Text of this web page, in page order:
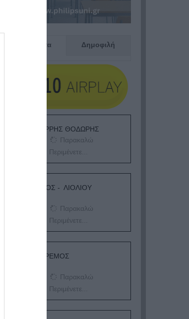
Πρόσφατα Δημοφιλή
ΕΙΠΕΣ – ΦΕΡΡΗΣ ΘΟΔΩΡΗΣ
Παρακαλώ
Περιμένετε...
ΛΟΓΑΡΙΑΣΜΟΣ - ΛΙΟΛΙΟΥ
Παρακαλώ
Περιμένετε...
ΔΕΥΤΕΡΑ – ΡΕΜΟΣ
Παρακαλώ
Περιμένετε...